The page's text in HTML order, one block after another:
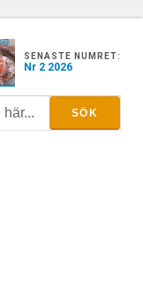
SENASTE NUMRET:
Nr 2 2026